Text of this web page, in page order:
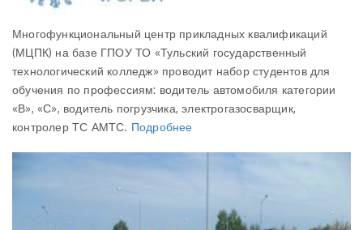
Многофункциональный центр прикладных квалификаций
(МЦПК) на базе ГПОУ ТО «Тульский государственный
технологический колледж» проводит набор студентов для
обучения по профессиям: водитель автомобиля категории
«В», «С», водитель погрузчика, электрогазосварщик,
контролер ТС АМТС. Подробнее